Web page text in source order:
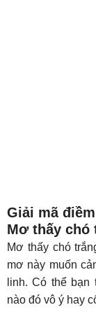
Giải mã
Mơ thấy chó
Mơ thấy chó
mơ này muốn
linh. Có thể
nào đó vô ý hay